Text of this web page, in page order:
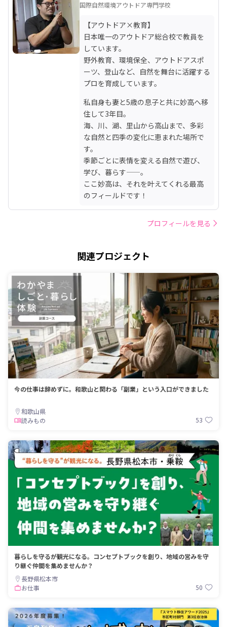
国際自然環境アウトドア専門学校
【アウトドア×教育】
日本唯一のアウトドア総合校で教員を
しています。
野外教育、環境保全、アウトドアスポ
ーツ、登山など、自然を舞台に活躍する
プロを育成しています。
私自身も妻と5歳の息子と共に妙高へ移
住して3年目。
海、川、湖、里山から高山まで、多彩
な自然と四季の変化に恵まれた場所で
す。
季節ごとに表情を変える自然で遊び、
学び、暮らす——。
ここ妙高は、それを叶えてくれる最高
のフィールドです！
プロフィールを見る
関連プロジェクト
今の仕事は辞めずに。和歌山と関わる「副業」という入口ができました
和歌山県
読みもの
53
暮らしを守るが観光になる。コンセプトブックを創り、地域の営みを守
り継ぐ仲間を集めませんか？
長野県松本市
お仕事
50